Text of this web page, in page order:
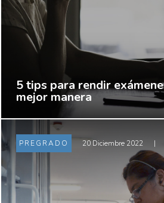
5 tips para rendir
mejor manera
PREGRADO 20 Diciembre 2022 |